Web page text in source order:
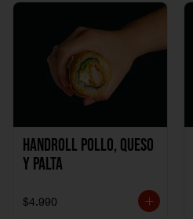
Handroll Pollo, Queso
y Palta
$4.990